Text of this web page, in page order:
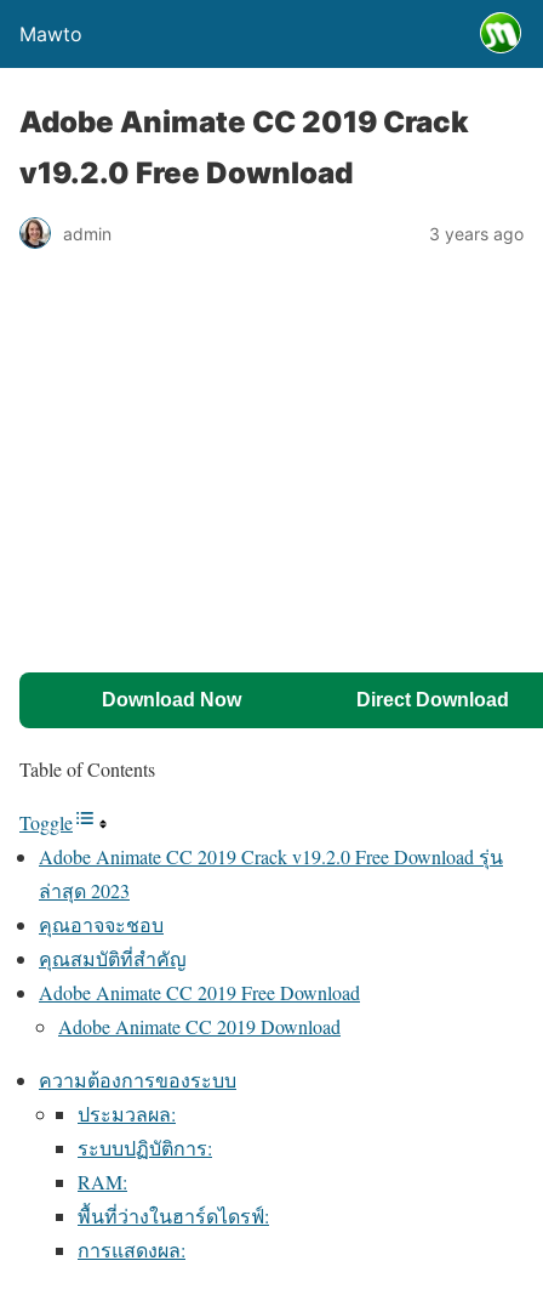
Mawto
Adobe Animate CC 2019 Crack
v19.2.0 Free Download
admin 3 years ago
Download Now Direct Download
Table of Contents
Toggle
Adobe Animate CC 2019 Crack v19.2.0 Free Download รุ่น
ล่าสุด 2023
คุณอาจจะชอบ
คุณสมบัติที่สำคัญ
Adobe Animate CC 2019 Free Download
Adobe Animate CC 2019 Download
ความต้องการของระบบ
ประมวลผล:
ระบบปฏิบัติการ:
RAM:
พื้นที่ว่างในฮาร์ดไดรฟ์:
การแสดงผล: